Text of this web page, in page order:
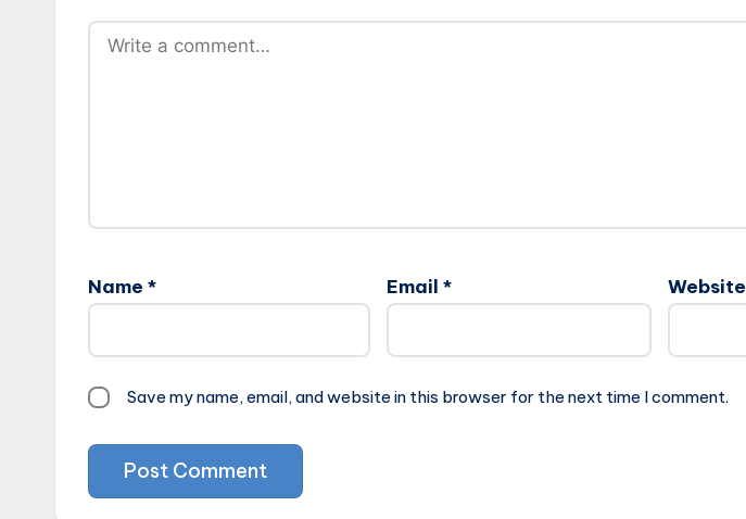
Name * Email * Website
Save my name, email, and website in this browser for the next time I comment.